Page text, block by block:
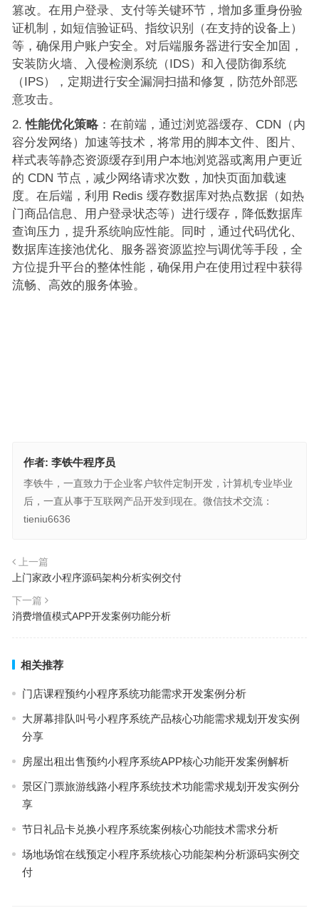
篡改。在用户登录、支付等关键环节，增加多重身份验
证机制，如短信验证码、指纹识别（在支持的设备上）
等，确保用户账户安全。对后端服务器进行安全加固，
安装防火墙、入侵检测系统（IDS）和入侵防御系统
（IPS），定期进行安全漏洞扫描和修复，防范外部恶
意攻击。
性能优化策略：在前端，通过浏览器缓存、CDN（内
容分发网络）加速等技术，将常用的脚本文件、图片、
样式表等静态资源缓存到用户本地浏览器或离用户更近
的 CDN 节点，减少网络请求次数，加快页面加载速
度。在后端，利用 Redis 缓存数据库对热点数据（如热
门商品信息、用户登录状态等）进行缓存，降低数据库
查询压力，提升系统响应性能。同时，通过代码优化、
数据库连接池优化、服务器资源监控与调优等手段，全
方位提升平台的整体性能，确保用户在使用过程中获得
流畅、高效的服务体验。
作者: 李铁牛程序员
李铁牛，一直致力于企业客户软件定制开发，计算机专业毕业
后，一直从事于互联网产品开发到现在。微信技术交流：
tieniu6636
上一篇
上门家政小程序源码架构分析实例交付
下一篇
消费增值模式APP开发案例功能分析
相关推荐
门店课程预约小程序系统功能需求开发案例分析
大屏幕排队叫号小程序系统产品核心功能需求规划开发实例
分享
房屋出租出售预约小程序系统APP核心功能开发案例解析
景区门票旅游线路小程序系统技术功能需求规划开发实例分
享
节日礼品卡兑换小程序系统案例核心功能技术需求分析
场地场馆在线预定小程序系统核心功能架构分析源码实例交
付